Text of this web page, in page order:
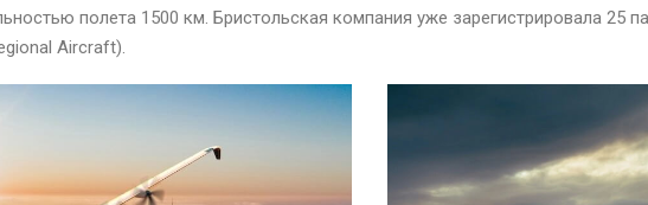
полета 1500 км. Бристольская компания уже зарегистрировала 25
Aircraft).